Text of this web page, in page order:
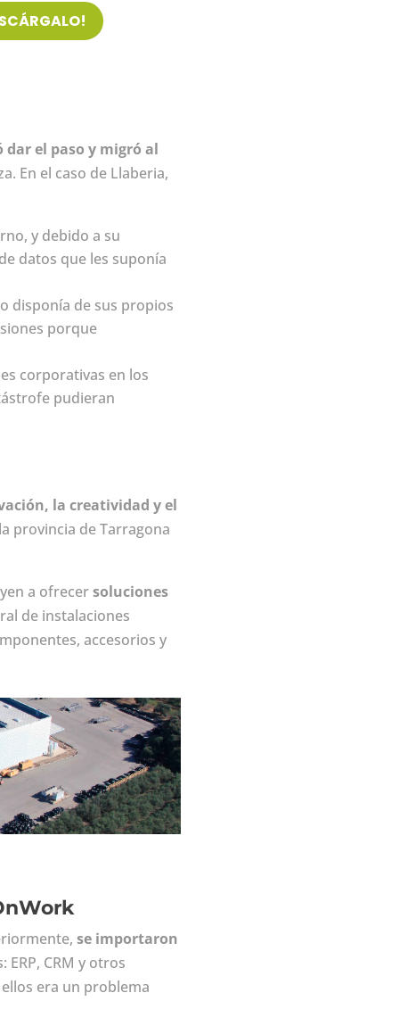
dar el paso y migró al
En el caso de Llaberia,
y debido a su
datos que les suponía
disponía de sus propios
porque
corporativas en los
pudieran
la creatividad y el
provincia de Tarragona
a ofrecersoluciones
de instalaciones
accesorios y
se importaron
CRM y otros
era un problema